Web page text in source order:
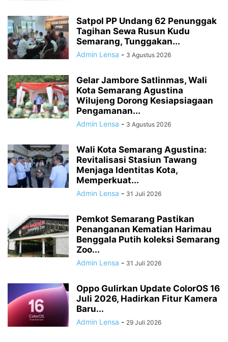
Satpol PP Undang 62 Penunggak
Tagihan Sewa Rusun Kudu
Semarang, Tunggakan...
Admin Lensa - 3 Agustus 2026
Gelar Jambore Satlinmas, Wali
Kota Semarang Agustina
Wilujeng Dorong Kesiapsiagaan
Pengamanan...
Admin Lensa - 3 Agustus 2026
Wali Kota Semarang Agustina:
Revitalisasi Stasiun Tawang
Menjaga Identitas Kota,
Memperkuat...
Admin Lensa - 31 Juli 2026
Pemkot Semarang Pastikan
Penanganan Kematian Harimau
Benggala Putih koleksi Semarang
Zoo...
Admin Lensa - 31 Juli 2026
Oppo Gulirkan Update ColorOS 16
Juli 2026, Hadirkan Fitur Kamera
Baru...
Admin Lensa - 29 Juli 2026